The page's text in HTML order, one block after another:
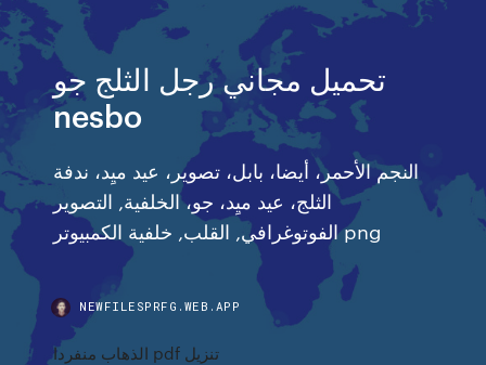
تحميل مجاني رجل الثلج جو
nesbo
النجم الأحمر، أيضا، بابل، تصوير، عيد ميِد، ندفة
الثلج، عيد ميِد، جو، الخلفية, التصوير
الفوتوغرافي, القلب, خلفية الكمبيوتر png
NEWFILESPRFG.WEB.APP
الذهاب منفردا pdf تنزيل